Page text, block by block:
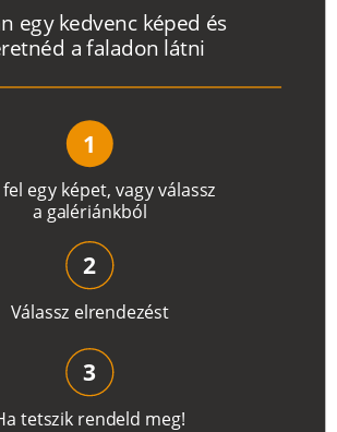
fel egy képet, vagyválassz
a galériánkból
n egy kedvenc képed és
retnéd a faladon látni
1
Válassz elrendezést
2
a tetszik rendeld meg!
3